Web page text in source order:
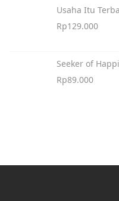
Usaha Itu
Rp129.000
Seeker of
Rp89.000